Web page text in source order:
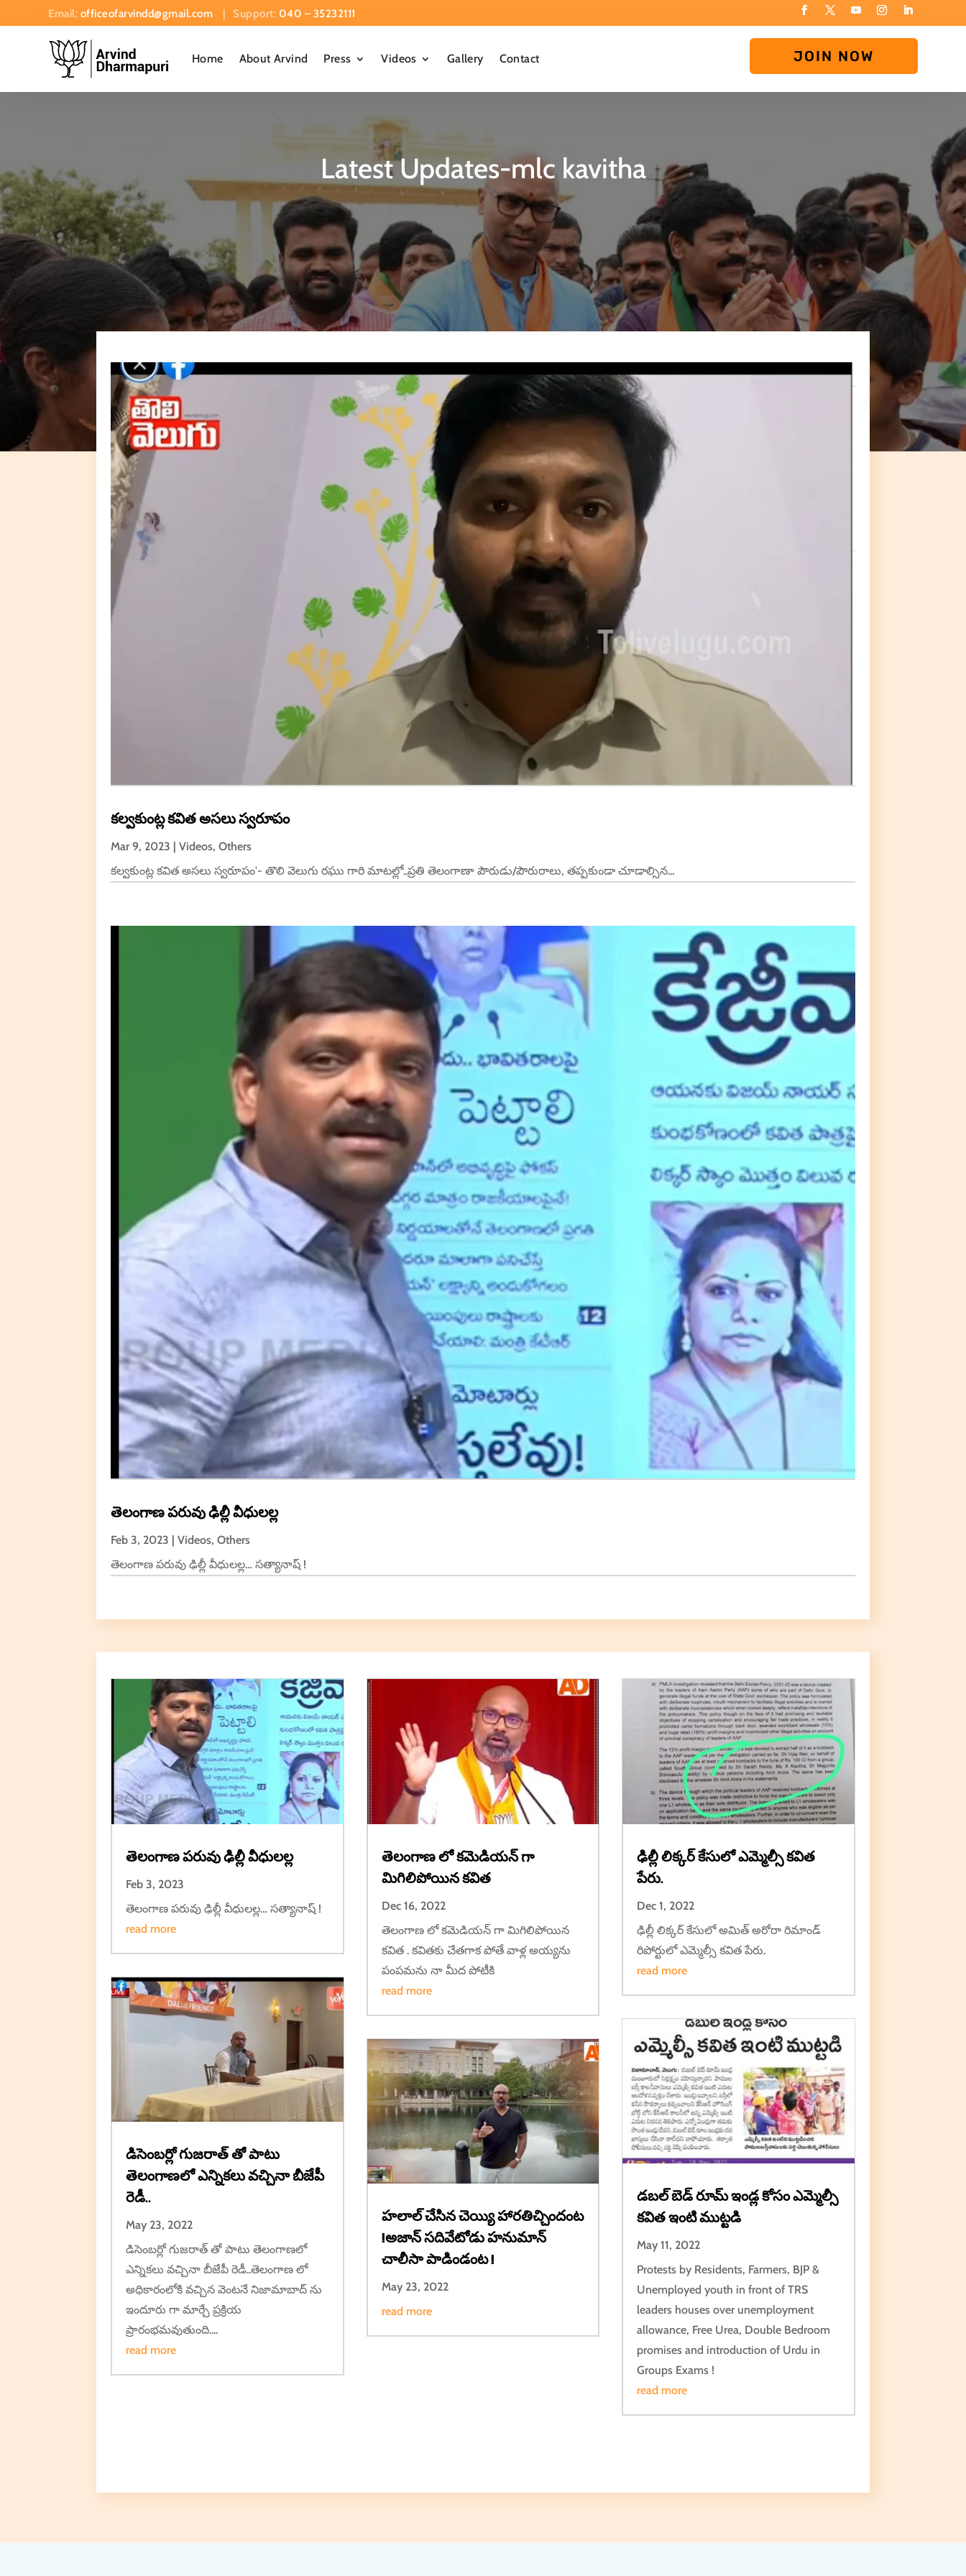
Email: officeofarvindd@gmail.com | Support: 040 – 35232111
Home About Arvind Press Videos Gallery Contact JOIN NOW
Latest Updates-mlc kavitha
కల్వకుంట్ల కవిత అసలు స్వరూపం
Mar 9, 2023 |Videos,Others
కల్వకుంట్ల కవిత అసలు స్వరూపం'- తొలి వెలుగు రఘు గారి మాటల్లో..ప్రతి తెలంగాణా పౌరుడు/పౌరురాలు, తప్పకుండా చూడాల్సిన...
తెలంగాణ పరువు ఢిల్లీ వీధులల్ల
Feb 3, 2023 |Videos,Others
తెలంగాణ పరువు ఢిల్లీ వీధులల్ల… సత్యానాష్ !
తెలంగాణ పరువు ఢిల్లీ వీధులల్ల
Feb 3, 2023
తెలంగాణ పరువు ఢిల్లీ వీధులల్ల… సత్యానాష్ !
read more
డిసెంబర్లో గుజరాత్ తో పాటు
తెలంగాణలో ఎన్నికలు వచ్చినా బీజేపీ
రెడీ..
May 23, 2022
డిసెంబర్లో గుజరాత్ తో పాటు తెలంగాణలో
ఎన్నికలు వచ్చినా బీజేపీ రెడీ..తెలంగాణ లో
అధికారంలోకి వచ్చిన వెంటనే నిజామాబాద్ ను
ఇందూరు గా మార్చే ప్రక్రియ
ప్రారంభమవుతుంది....
read more
తెలంగాణ లో కమెడియన్ గా
మిగిలిపోయిన కవిత
Dec 16, 2022
తెలంగాణ లో కమెడియన్ గా మిగిలిపోయిన
కవిత . కవితకు చేతగాక పోతే వాళ్ల అయ్యను
పంపమను నా మీద పోటీకి
read more
హలాల్ చేసిన చెయ్యి హారతిచ్చిందంట
!అజాన్ సదివేటోడు హనుమాన్
చాలీసా పాడిండంట !
May 23, 2022
read more
ఢిల్లీ లిక్కర్ కేసులో ఎమ్మెల్సీ కవిత
పేరు.
Dec 1, 2022
ఢిల్లీ లిక్కర్ కేసులో అమిత్ అరోరా రిమాండ్
రిపోర్టులో ఎమ్మెల్సీ కవిత పేరు.
read more
డబల్ బెడ్ రూమ్ ఇండ్ల కోసం ఎమ్మెల్సీ
కవిత ఇంటి ముట్టడి
May 11, 2022
Protests by Residents, Farmers, BJP &
Unemployed youth in front of TRS
leaders houses over unemployment
allowance, Free Urea, Double Bedroom
promises and introduction of Urdu in
Groups Exams !
read more